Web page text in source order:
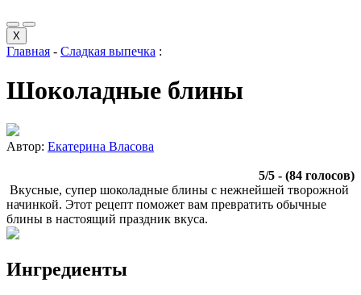
X
Главная - Сладкая выпечка :
Шоколадные блины
Автор: Екатерина Власова
5/5 - (84 голосов)
Вкусные, супер шоколадные блины с нежнейшей творожной
начинкой. Этот рецепт поможет вам превратить обычные
блины в настоящий праздник вкуса.
Ингредиенты